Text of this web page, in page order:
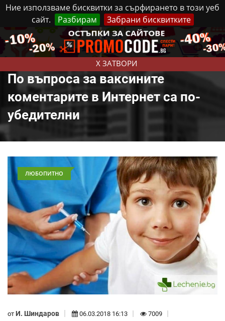
Ние използваме бисквитки за сърфирането в този уеб
сайт.
Разбирам Забрани бисквитките
X ЗАТВОРИ
Четвъртък, 6 Август, 2026 Реклама Контакти
По въпроса за ваксините
коментарите в Интернет са по-
убедителни
ЛЮБОПИТНО
от И. Шиндаров 06.03.2018 16:13 7009